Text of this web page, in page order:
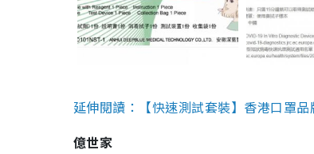
延伸閱讀：【快速測試套裝】香港口罩
億世家